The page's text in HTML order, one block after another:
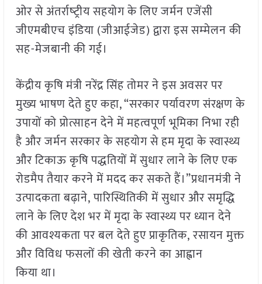
ओर से अंतर्राष्‍ट्रीय सहयोग के लिए जर्मन एजेंसी
जीएमबीएच इंडिया (जीआईजेड) द्वारा इस सम्‍मेलन की
सह-मेजबानी की गई।
केंद्रीय कृषि मंत्री नरेंद्र सिंह तोमर ने इस अवसर पर
मुख्य भाषण देते हुए कहा, “सरकार पर्यावरण संरक्षण के
उपायों को प्रोत्साहन देने में महत्वपूर्ण भूमिका निभा रही
है और जर्मन सरकार के सहयोग से हम मृदा के स्वास्थ्य
और टिकाऊ कृषि पद्धतियों में सुधार लाने के लिए एक
रोडमैप तैयार करने में मदद कर सकते हैं।”प्रधानमंत्री ने
उत्पादकता बढ़ाने, पारिस्थितिकी में सुधार और समृद्धि
लाने के लिए देश भर में मृदा के स्वास्थ्य पर ध्यान देने
की आवश्यकता पर बल देते हुए प्राकृतिक, रसायन मुक्त
और विविध फसलों की खेती करने का आह्वान
किया था।